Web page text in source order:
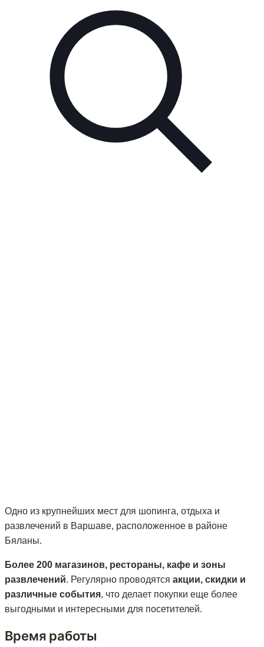
Одно из крупнейших мест для шопинга, отдыха и
развлечений в Варшаве, расположенное в районе
Бяланы.
Более 200 магазинов, рестораны, кафе и зоны
развлечений. Регулярно проводятся акции, скидки и
различные события, что делает покупки еще более
выгодными и интересными для посетителей.
Время работы